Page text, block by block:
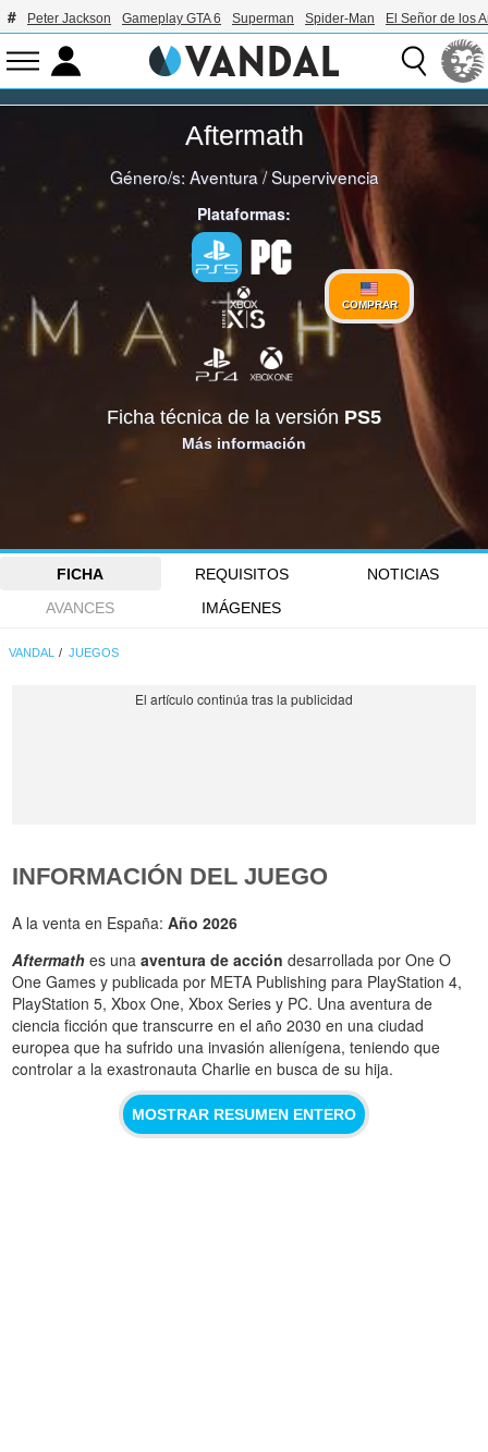
Peter Jackson Gameplay GTA 6 Superman Spider-Man El Señor de los
Aftermath
Género/s:Aventura /Supervivencia
Plataformas:
COMPRAR
Ficha técnica de la versión PS5
Más información
FICHA REQUISITOS
NOTICIAS
AVANCES
IMÁGENES
VANDAL JUEGOS
INFORMACIÓN DEL JUEGO
A la venta en España:Año 2026
Aftermath es unaaventura de acción desarrollada por One O
One Games y publicada por META Publishing para PlayStation 4,
PlayStation 5, Xbox One, Xbox Series y PC. Una aventura de
ciencia ficción que transcurre en el año 2030 en una ciudad
europea que ha sufrido una invasión alienígena, teniendo que
controlar a la exastronauta Charlie en busca de su hija.
MOSTRAR RESUMEN ENTERO